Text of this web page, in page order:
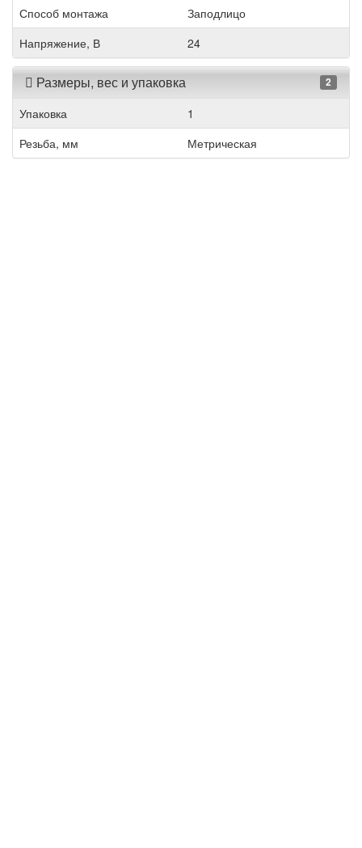
Способ монтажа
Заподлицо
Напряжение, В
24
Размеры, вес и упаковка 2
Упаковка
1
Резьба, мм
Метрическая